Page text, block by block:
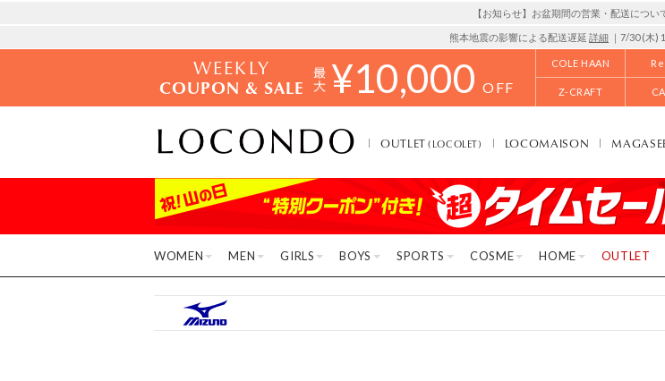
【お知らせ】お盆期間の営業・配送につい
熊本地震の影響による配送遅延 詳細 ｜7/30 (木)
WEEKLY
COUPON & SALE ¥10,000 OFF
COLE HAAN
Z-CRAFT
OUTLET(LOCOLET) LOCOMAISON
WOMEN MEN GIRLS BOYS SPORTS COSME HOME OUTLET